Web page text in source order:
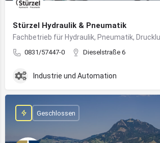
Stürzel Hydraulik & Pneumatik
0831/57447-0 Dieselstraße 6
Industrie und Automation
Geschlossen